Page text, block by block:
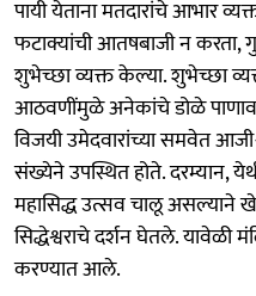
पायी येताना मतदारांचे आभार
फटाक्यांची आतषबाजी न करता,
शुभेच्छा व्यक्त केल्या. शुभेच्छा
आठवणींमुळे अनेकांचे डोळे
विजयी उमेदवारांच्या समवेत आजी-
संख्येने उपस्थित होते. दरम्यान,
महासिद्ध उत्सव चालू असल्याने
सिद्धेश्वराचे दर्शन घेतले. यावेळी
करण्यात आले.